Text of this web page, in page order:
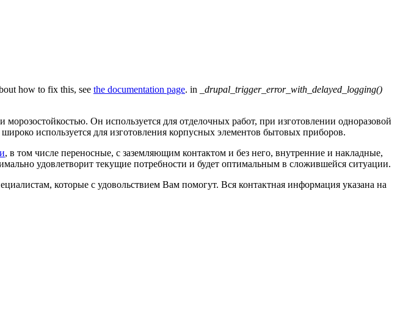
how to fix this, see the documentation page. in
_drupal_trigger_error_with_delayed_logging()
Он используется для отделочных работ, при изготовлении одноразовой
используется для изготовления корпусных элементов бытовых приборов.
, в том числе переносные, с заземляющим контактом и без него, внутренние и накладные,
удовлетворит текущие потребности и будет оптимальным в сложившейся ситуации.
которые с удовольствием Вам помогут. Вся контактная информация указана на